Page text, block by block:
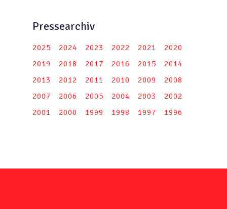
Pressearchiv
2025 2024 2023 2022 2021
2020
2019
2018 2017 2016 2015
2014
2013
2012 2011 2010 2009
2008
2007
2006 2005 2004 2003
2002
2001
2000 1999 1998 1997 1996